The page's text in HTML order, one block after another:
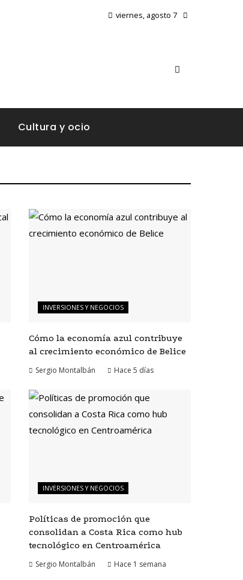
viernes, agosto 7
Cultura y ocio
INVERSIONES Y NEGOCIOS
Cómo la economía azul contribuye
al crecimiento económico de Belice
Sergio Montalbán Hace 5 días
INVERSIONES Y NEGOCIOS
Políticas de promoción que
consolidan a Costa Rica como hub
tecnológico en Centroamérica
Sergio Montalbán Hace 1 semana